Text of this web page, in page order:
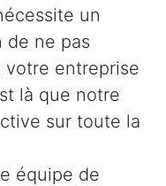
un
de ne pas
votre entreprise
là que notre
sur toute la
équipe de